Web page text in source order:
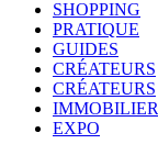
SHOPPING
PRATIQUE
GUIDES
CRÉATEURS
CRÉATEURS
IMMOBILIER
EXPO